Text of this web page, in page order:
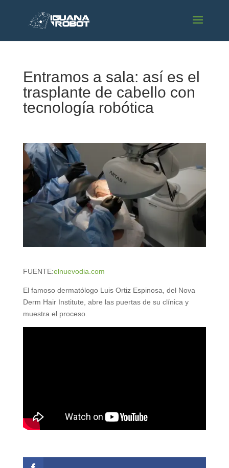
Entramos a sala: así es el
trasplante de cabello con
tecnología robótica
FUENTE:elnuevodia.com
El famoso dermatólogo Luis Ortiz Espinosa, del Nova
Derm Hair Institute, abre las puertas de su clínica y
muestra el proceso.